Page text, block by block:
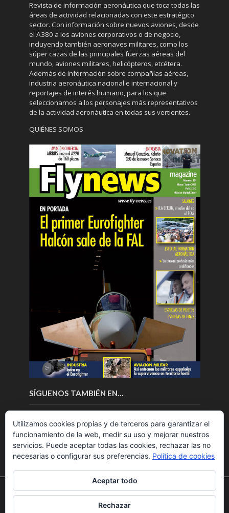
Revista de información aeronáutica que toca todas las
áreas de actividad relacionadas con este estratégico
sector. Con información sobre nuevos aviones, desde
el A380 a los aviones corporativos o de negocio,
incluyendo también aeronaves militares, como los
súper cazas de las principales fuerzas aéreas del
mundo, aviones militares, helicópteros, etcétera.
Además de información sobre compañías aéreas,
industria aeronáutica nacional e internacional y
reportajes de interés humano, para los que
seleccionamos a los personajes más representativos
de la actividad aeronáutica en todas sus vertientes.
QUIÉNES SOMOS
SÍGUENOS TAMBIÉN EN…
Copyright © 2018.Fly News.Noticias aerospacial
Utilizamos cookies para ofrecerte la mejor experiencia en
nuestra web.
Puedes aprender más sobre qué cookies utilizamos o
Utilizamos cookies propias y de terceros para garantizar el
funcionamiento de la web, medir su uso y mejorar nuestros
servicios. Puede aceptar todas las cookies, rechazar las no
necesarias o configurar sus preferencias. Política de cookies
Aceptar todo
Rechazar